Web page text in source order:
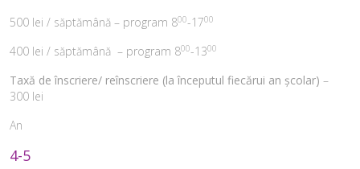
500 lei / săptămână – program 800-1700
400 lei / săptămână – program 800-1300
Taxă de înscriere/ reînscriere (la începutul fiecărui an școlar) –
300 lei
An
4-5